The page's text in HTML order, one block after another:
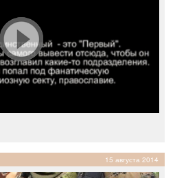
15 августа 2014